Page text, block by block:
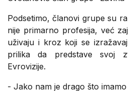
Podsetimo, članovi grupe su
nije primarno profesija, već
uživaju i kroz koji se
prilika da predstave svoj
Evrovizije.
- Jako nam je drago što